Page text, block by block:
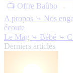
📺 Offre Baûbo
A propos ⤷ Nos
écoute
Le Mag ⤷ Bébé ⤷
Derniers articles